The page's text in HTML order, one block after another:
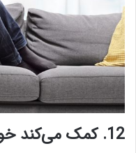
12. کمک می‌کند خواب راحتی داشته باشید